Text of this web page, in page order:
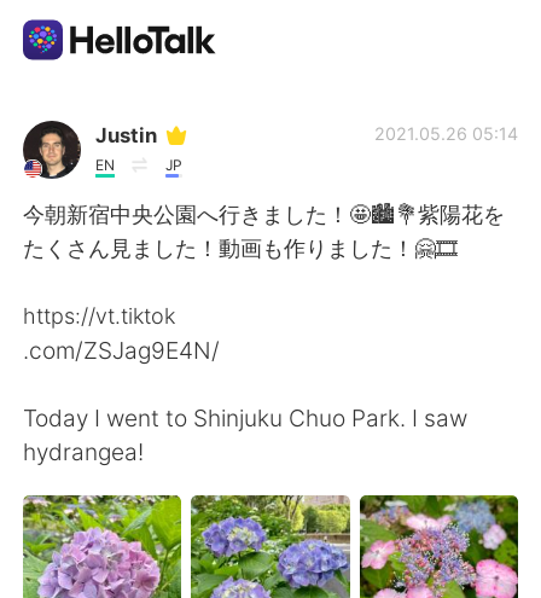
語言交換應用
AI Grammar Checker
繁體中文
English
Español العربية
日本語 한국어
Justin
EN JP
2021.05.26 05:14
今朝新宿中央公園へ行きました！🤩🏙💐紫陽花を
たくさん見ました！動画も作りました！🤗🎞
https://vt.tiktok
.com/ZSJag9E4N/
Today I went to Shinjuku Chuo Park. I saw
hydrangea!